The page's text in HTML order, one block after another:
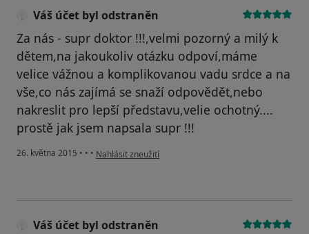
Váš účet byl odstraněn
Za nás - supr doktor !!!,velmi pozorný a milý k
dětem,na jakoukoliv otázku odpoví,máme
velice vážnou a komplikovanou vadu srdce a na
vše,co nás zajímá se snaží odpovědět,nebo
nakreslit pro lepší představu,velie ochotný....
prostě jak jsem napsala supr !!!
26. května 2015 • • • podle názoru uživatele Váš účet byl odstraněn
Nahlásit zneužití
Váš účet byl odstraněn